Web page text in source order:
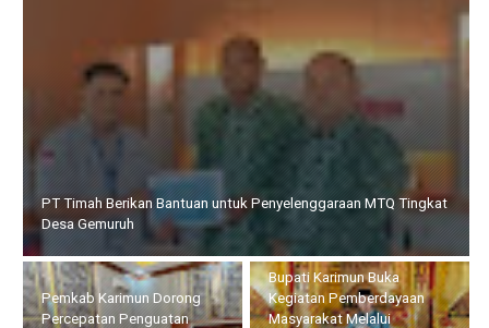
PT Timah Berikan Bantuan untuk Penyelenggaraan MTQ Tingkat
Desa Gemuruh
Pemkab Karimun Dorong
Percepatan Penguatan
Bupati Karimun Buka
Kegiatan Pemberdayaan
Masyarakat Melalui